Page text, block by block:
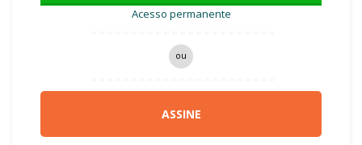
Acesso permanente
ou
ASSINE